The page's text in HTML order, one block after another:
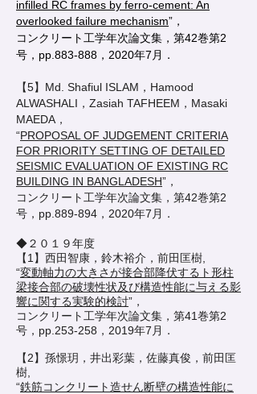
infilled RC frames by ferro-cement: An
overlooked failure mechanism”，
コンクリート工学年次論文集，第42巻第2
号，pp.883-888，2020年7月．
【5】Md. Shafiul ISLAM，Hamood
ALWASHALI，Zasiah TAFHEEM，Masaki
MAEDA，
“PROPOSAL OF JUDGEMENT CRITERIA
FOR PRIORITY SETTING OF DETAILED
SEISMIC EVALUATION OF EXISTING RC
BUILDING IN BANGLADESH”，
コンクリート工学年次論文集，第42巻第2
号，pp.889-894，2020年7月．
◆２０１９年度
【1】西田智康，鈴木裕介，前田匡樹,
“変動軸力の大きさが接合部降伏するト形柱
梁接合部の破壊性状及び構造性能に与える影
響に関する実験的検討”，
コンクリート工学年次論文集，第41巻第2
号，pp.253-258，2019年7月．
【2】孫憬玥，井出彩葉，佐藤真俊，前田匡
樹,
“鉄筋コンクリート造せん断壁の構造性能に